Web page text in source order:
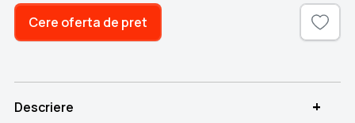
Cere oferta de pret
Descriere +